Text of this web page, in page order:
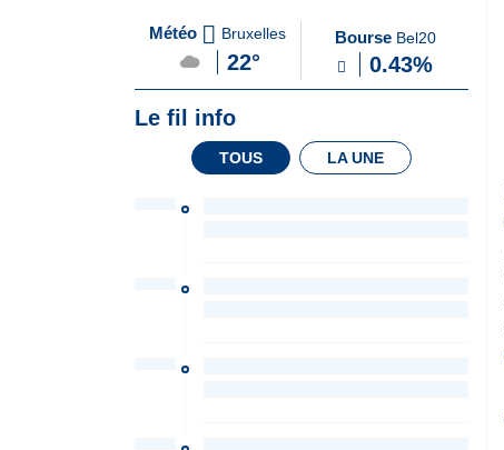
du Soir
Une
Météo Bruxelles
22°
Bourse Bel20
0.43%
Le fil info
LA UNE
TOUS